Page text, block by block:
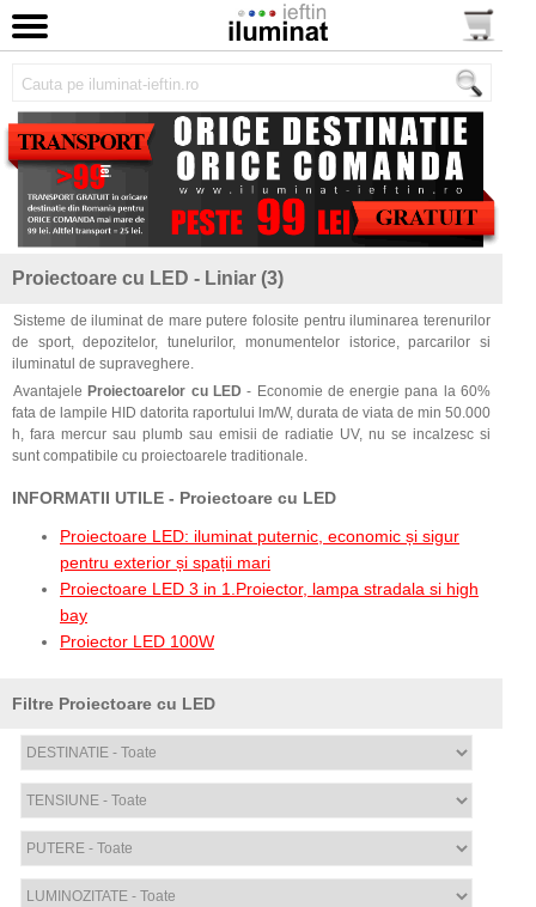
Proiectoare cu LED - Liniar (3)
Sisteme de iluminat de mare putere folosite pentru iluminarea terenurilor
de sport, depozitelor, tunelurilor, monumentelor istorice, parcarilor si
iluminatul de supraveghere.
Avantajele Proiectoarelor cu LED - Economie de energie pana la 60%
fata de lampile HID datorita raportului lm/W, durata de viata de min 50.000
h, fara mercur sau plumb sau emisii de radiatie UV, nu se incalzesc si
sunt compatibile cu proiectoarele traditionale.
INFORMATII UTILE - Proiectoare cu LED
Proiectoare LED: iluminat puternic, economic și sigur
pentru exterior și spații mari
Proiectoare LED 3 in 1.Proiector, lampa stradala si high
bay
Proiector LED 100W
Filtre Proiectoare cu LED